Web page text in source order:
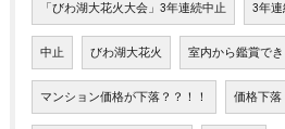
「びわ湖大花火大会」3年連続中止 3年連
中止 びわ湖大花火 室内から鑑賞でき
マンション価格が下落？？！！ 価格下落